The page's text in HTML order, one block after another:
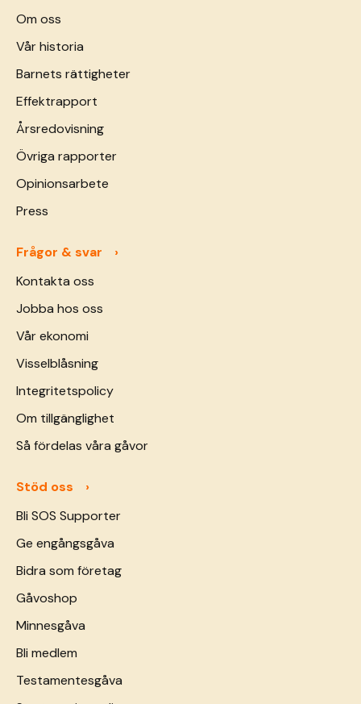
Om oss
Vår historia
Barnets rättigheter
Effektrapport
Årsredovisning
Övriga rapporter
Opinionsarbete
Press
Frågor & svar
Kontakta oss
Jobba hos oss
Vår ekonomi
Visselblåsning
Integritetspolicy
Om tillgänglighet
Så fördelas våra gåvor
Stöd oss
Bli SOS Supporter
Ge engångsgåva
Bidra som företag
Gåvoshop
Minnesgåva
Bli medlem
Testamentesgåva